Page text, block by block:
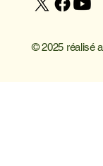
© 2025 réalisé